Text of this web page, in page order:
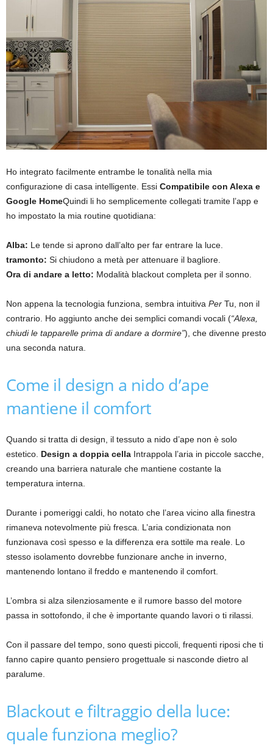
Ho integrato facilmente entrambe le tonalità nella mia
configurazione di casa intelligente. Essi Compatibile con Alexa e
Google HomeQuindi li ho semplicemente collegati tramite l’app e
ho impostato la mia routine quotidiana:
Alba: Le tende si aprono dall’alto per far entrare la luce.
tramonto: Si chiudono a metà per attenuare il bagliore.
Ora di andare a letto: Modalità blackout completa per il sonno.
Non appena la tecnologia funziona, sembra intuitiva Per Tu, non il
contrario. Ho aggiunto anche dei semplici comandi vocali (“Alexa,
chiudi le tapparelle prima di andare a dormire”), che divenne presto
una seconda natura.
Come il design a nido d’ape
mantiene il comfort
Quando si tratta di design, il tessuto a nido d’ape non è solo
estetico. Design a doppia cella Intrappola l’aria in piccole sacche,
creando una barriera naturale che mantiene costante la
temperatura interna.
Durante i pomeriggi caldi, ho notato che l’area vicino alla finestra
rimaneva notevolmente più fresca. L’aria condizionata non
funzionava così spesso e la differenza era sottile ma reale. Lo
stesso isolamento dovrebbe funzionare anche in inverno,
mantenendo lontano il freddo e mantenendo il comfort.
L’ombra si alza silenziosamente e il rumore basso del motore
passa in sottofondo, il che è importante quando lavori o ti rilassi.
Con il passare del tempo, sono questi piccoli, frequenti riposi che ti
fanno capire quanto pensiero progettuale si nasconde dietro al
paralume.
Blackout e filtraggio della luce:
quale funziona meglio?